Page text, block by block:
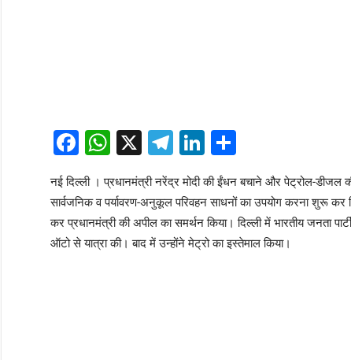
Facebook
WhatsApp
X Telegram
LinkedIn
Share
नई दिल्ली । प्रधानमंत्री नरेंद्र मोदी की ईंधन बचाने और पेट्रोल-
सार्वजनिक व पर्यावरण-अनुकूल परिवहन साधनों का उपयोग करना शुरू
कर प्रधानमंत्री की अपील का समर्थन किया। दिल्ली में भारतीय जनता
ऑटो से यात्रा की। बाद में उन्होंने मेट्रो का इस्तेमाल किया।